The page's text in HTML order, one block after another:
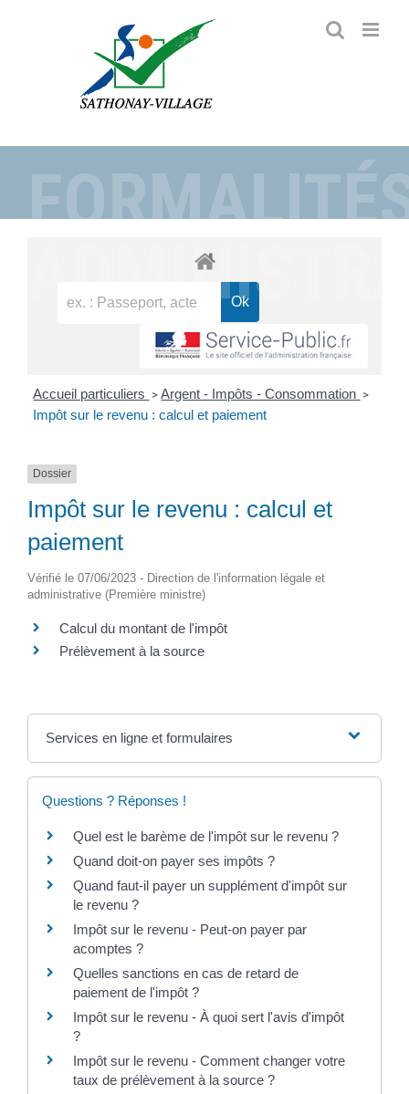
Accueil particuliers > Argent - Impôts - Consommation >
Impôt sur le revenu : calcul et paiement
Dossier
Impôt sur le revenu : calcul et
paiement
Vérifié le 07/06/2023 - Direction de l'information légale et
administrative (Première ministre)
Calcul du montant de l'impôt
Prélèvement à la source
Services en ligne et formulaires
Questions ? Réponses !
Quel est le barème de l'impôt sur le revenu ?
Quand doit-on payer ses impôts ?
Quand faut-il payer un supplément d'impôt sur
le revenu ?
Impôt sur le revenu - Peut-on payer par
acomptes ?
Quelles sanctions en cas de retard de
paiement de l'impôt ?
Impôt sur le revenu - À quoi sert l'avis d'impôt
?
Impôt sur le revenu - Comment changer votre
taux de prélèvement à la source ?